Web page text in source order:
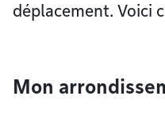
déplacement. Voici
Mon